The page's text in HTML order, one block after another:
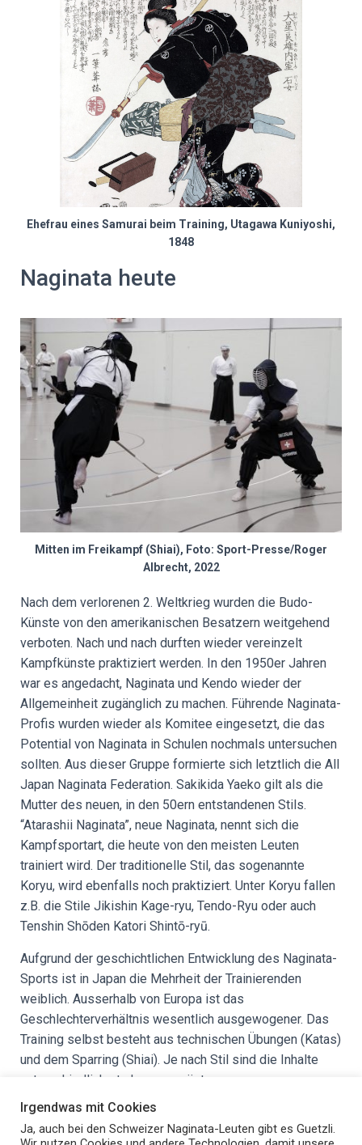
Ehefrau eines Samurai beim Training, Utagawa Kuniyoshi,
1848
Naginata heute
Mitten im Freikampf (Shiai), Foto: Sport-Presse/Roger
Albrecht, 2022
Nach dem verlorenen 2. Weltkrieg wurden die Budo-
Künste von den amerikanischen Besatzern weitgehend
verboten. Nach und nach durften wieder vereinzelt
Kampfkünste praktiziert werden. In den 1950er Jahren
war es angedacht, Naginata und Kendo wieder der
Allgemeinheit zugänglich zu machen. Führende Naginata-
Profis wurden wieder als Komitee eingesetzt, die das
Potential von Naginata in Schulen nochmals untersuchen
sollten. Aus dieser Gruppe formierte sich letztlich die All
Japan Naginata Federation. Sakikida Yaeko gilt als die
Mutter des neuen, in den 50ern entstandenen Stils.
“Atarashii Naginata”, neue Naginata, nennt sich die
Kampfsportart, die heute von den meisten Leuten
trainiert wird. Der traditionelle Stil, das sogenannte
Koryu, wird ebenfalls noch praktiziert. Unter Koryu fallen
z.B. die Stile Jikishin Kage-ryu, Tendo-Ryu oder auch
Tenshin Shōden Katori Shintō-ryū.
Aufgrund der geschichtlichen Entwicklung des Naginata-
Sports ist in Japan die Mehrheit der Trainierenden
weiblich. Ausserhalb von Europa ist das
Geschlechterverhältnis wesentlich ausgewogener. Das
Training selbst besteht aus technischen Übungen (Katas)
und dem Sparring (Shiai). Je nach Stil sind die Inhalte
unterschiedlich stark ausgeprägt.
Quelle und weiterführende Literatur: Bennet, A (2016). Naginata – History
and Practice. Bunkasha International Corp. Chiba, Japan. ISBN: 978-4-
Irgendwas mit Cookies
Ja, auch bei den Schweizer Naginata-Leuten gibt es Guetzli.